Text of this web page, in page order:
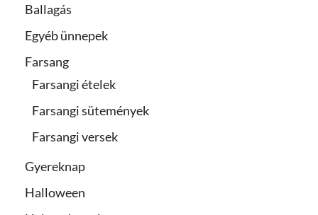
Ballagás
Egyéb ünnepek
Farsang
Farsangi ételek
Farsangi sütemények
Farsangi versek
Gyereknap
Halloween